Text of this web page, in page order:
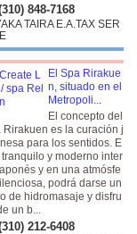
848-7168
TAIRA E.A.TAX SER
El Spa Rirakue
n, situado en el
Metropoli...
El concepto del
Rirakuen es la curación j
para los sentidos. E
y moderno inter
y en una atmósfe
podrá darse un
de hidromasaje y disfru
un b...
212-6408